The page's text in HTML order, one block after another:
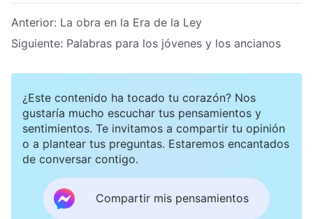
Anterior: La obra en la Era de la Ley
Siguiente: Palabras para los jóvenes y los ancianos
¿Este contenido ha tocado tu corazón? Nos
gustaría mucho escuchar tus pensamientos y
sentimientos. Te invitamos a compartir tu opinión
o a plantear tus preguntas. Estaremos encantados
de conversar contigo.
Compartir mis pensamientos